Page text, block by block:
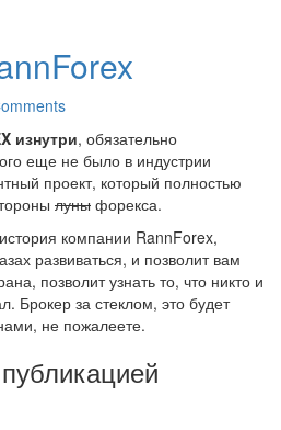
изнутри, обязательно
еще не было в индустрии
проект, который полностью
луны форекса.
компании RannForex,
развиваться, и позволит вам
позволит узнать то, что никто и
Брокер за стеклом, это будет
не пожалеете.